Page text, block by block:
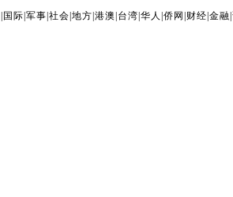
国际 |军事 |社会 |地方 |港澳 台湾 |华人 |侨网 财经 |金融 |